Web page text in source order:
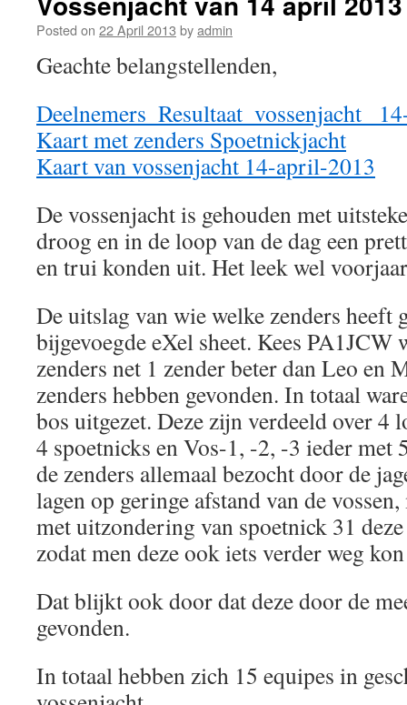
Posted on 22 April 2013 byadmin
Geachte belangstellenden,
Deelnemers_Resultaat_vossenjacht_
Kaart met zenders Spoetnickjacht
Kaart van vossenjacht 14-april-2013
De vossenjacht is gehouden met
droog en in de loop van de dag een
en trui konden uit. Het leek wel
De uitslag van wie welke zenders heeft
bijgevoegde eXel sheet. Kees PA1JCW
zenders net 1 zender beter dan Leo en
zenders hebben gevonden. In totaal
bos uitgezet. Deze zijn verdeeld over 4
4 spoetnicks en Vos-1, -2, -3 ieder met
de zenders allemaal bezocht door de
lagen op geringe afstand van de
met uitzondering van spoetnick 31
zodat men deze ook iets verder weg
Dat blijkt ook door dat deze door de
gevonden.
In totaal hebben zich 15 equipes in